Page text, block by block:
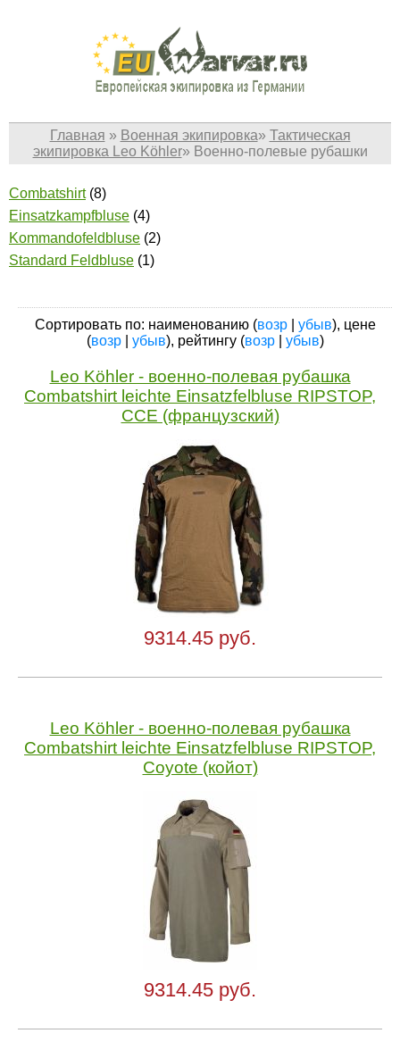
Главная » Военная экипировка» Тактическая
экипировка Leo Köhler» Военно-полевые рубашки
Combatshirt(8)
Einsatzkampfbluse (4)
Kommandofeldbluse (2)
Standard Feldbluse (1)
Сортировать по: наименованию (возр| убыв), цене
(возр| убыв), рейтингу (возр| убыв)
Leo Köhler - военно-полевая рубашка
Combatshirt leichte Einsatzfelbluse RIPSTOP,
CCE (французский)
9314.45 руб.
Leo Köhler - военно-полевая рубашка
Combatshirt leichte Einsatzfelbluse RIPSTOP,
Coyote (койот)
9314.45 руб.